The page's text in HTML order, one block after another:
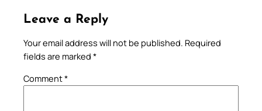
Leave a Reply
Your email address will not be published. Required
fields are marked *
Comment*